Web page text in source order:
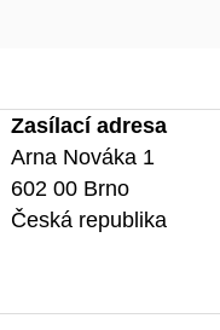
Zasílací adresa
Arna Nováka 1
602 00 Brno
Česká republika